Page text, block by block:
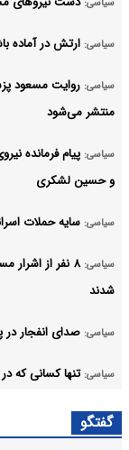
سیاسی: ارتش در آماده
سیاسی: روایت مسعود
منتشر می‌شود
سیاسی: پیام فرمانده
و حسین لشکری
سیاسی: سایه حملات
سیاسی:
۸ نفر از
شدند
سیاسی: صدای انفجار
سیاسی: تنها کسانی که
سیاسی: جاری شدن قرآنگفتگو